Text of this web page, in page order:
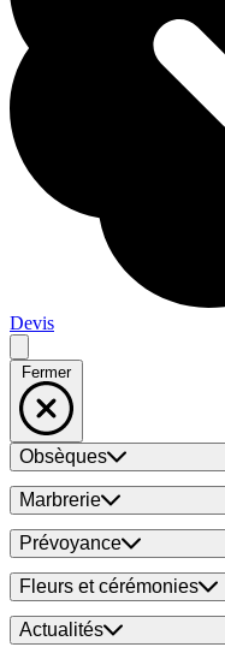
Devis
Fermer
Obsèques
Marbrerie
Prévoyance
Fleurs et cérémonies
Actualités